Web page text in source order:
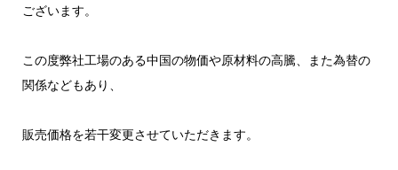
ございます。
この度弊社工場のある中国の物価や原材料の高騰、また為替の
関係などもあり、
販売価格を若干変更させていただきます。